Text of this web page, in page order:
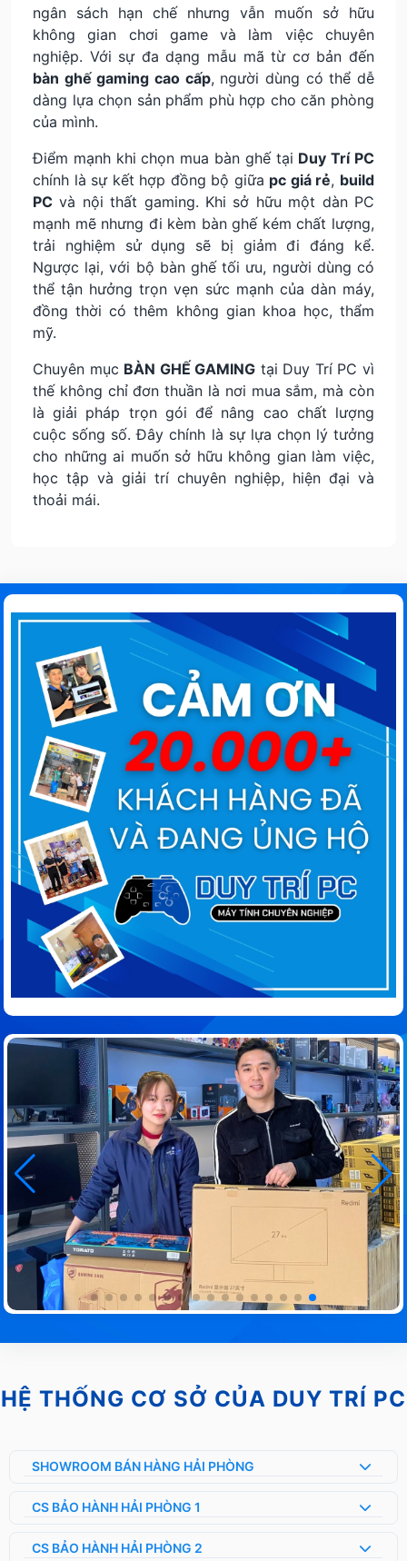
ngân sách hạn chế nhưng vẫn muốn sở hữu
không gian chơi game và làm việc chuyên
nghiệp. Với sự đa dạng mẫu mã từ cơ bản đến
bàn ghế gaming cao cấp, người dùng có thể dễ
dàng lựa chọn sản phẩm phù hợp cho căn phòng
của mình.
Điểm mạnh khi chọn mua bàn ghế tại Duy Trí PC
chính là sự kết hợp đồng bộ giữa pc giá rẻ, build
PC và nội thất gaming. Khi sở hữu một dàn PC
mạnh mẽ nhưng đi kèm bàn ghế kém chất lượng,
trải nghiệm sử dụng sẽ bị giảm đi đáng kể.
Ngược lại, với bộ bàn ghế tối ưu, người dùng có
thể tận hưởng trọn vẹn sức mạnh của dàn máy,
đồng thời có thêm không gian khoa học, thẩm
mỹ.
Chuyên mục BÀN GHẾ GAMING tại Duy Trí PC vì
thế không chỉ đơn thuần là nơi mua sắm, mà còn
là giải pháp trọn gói để nâng cao chất lượng
cuộc sống số. Đây chính là sự lựa chọn lý tưởng
cho những ai muốn sở hữu không gian làm việc,
học tập và giải trí chuyên nghiệp, hiện đại và
thoải mái.
HỆ THỐNG CƠ SỞ CỦA DUY TRÍ PC
SHOWROOM BÁN HÀNG HẢI PHÒNG
CS BẢO HÀNH HẢI PHÒNG 1
CS BẢO HÀNH HẢI PHÒNG 2